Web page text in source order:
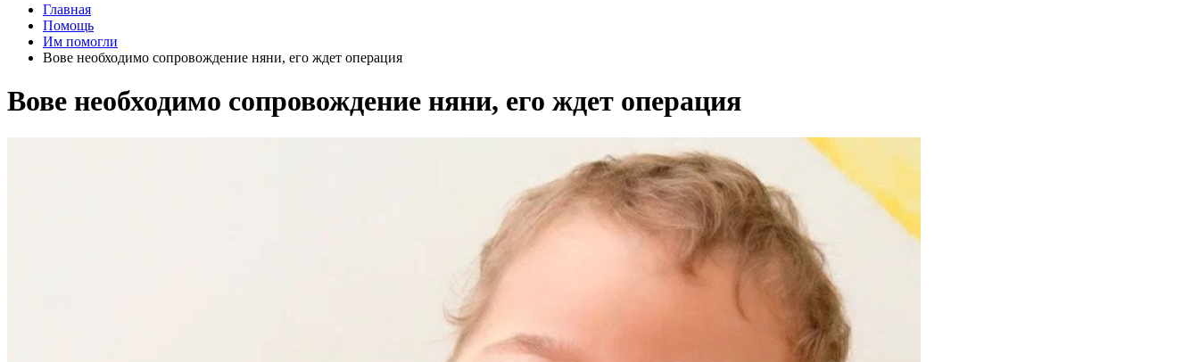
Главная
Помощь
Им помогли
Вове необходимо сопровождение няни, его ждет операция
Вове необходимо сопровождение няни, его ждет операция